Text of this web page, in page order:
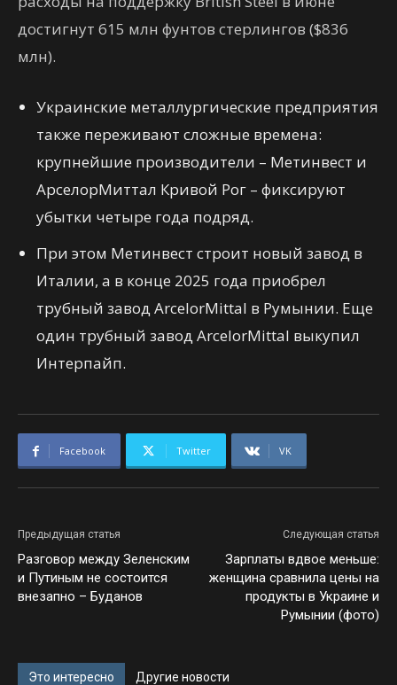
достигнут 615 млн фунтов стерлингов ($836
млн).
Украинские металлургические предприятия
также переживают сложные времена:
крупнейшие производители – Метинвест и
АрселорМиттал Кривой Рог – фиксируют
убытки четыре года подряд.
При этом Метинвест строит новый завод в
Италии, а в конце 2025 года приобрел
трубный завод ArcelorMittal в Румынии. Еще
один трубный завод ArcelorMittal выкупил
Интерпайп.
Facebook Twitter VK
Предыдущая статья
Разговор между Зеленским
и Путиным не состоится
внезапно – Буданов
Следующая статья
Зарплаты вдвое меньше:
женщина сравнила цены на
продукты в Украине и
Румынии (фото)
Это интересно Другие новости